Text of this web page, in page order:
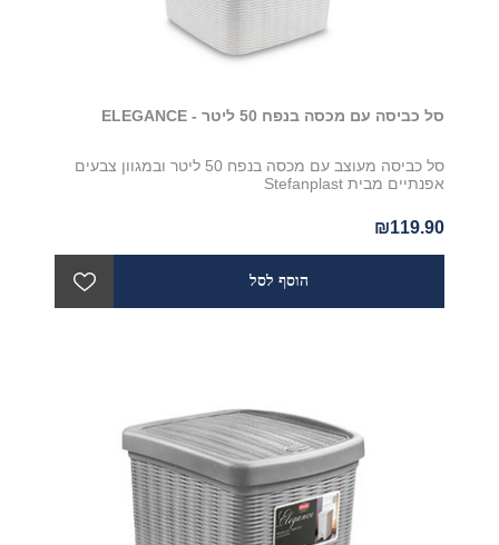
סל כביסה עם מכסה בנפח 50 ליטר - ELEGANCE
סל כביסה מעוצב עם מכסה בנפח 50 ליטר ובמגוון צבעים
אפנתיים מבית Stefanplast
₪119.90